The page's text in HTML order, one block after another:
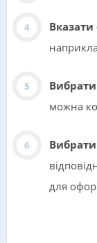
можна
Вибрати
для